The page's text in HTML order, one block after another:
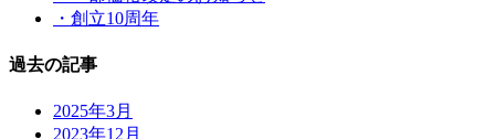
・創立10周年
過去の記事
2025年3月
2023年12月